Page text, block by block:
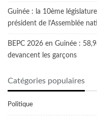
Guinée : la 10ème
président de l’Assemblée
BEPC 2026 en Guinée :
devancent les garçons
Catégories populaires
Politique